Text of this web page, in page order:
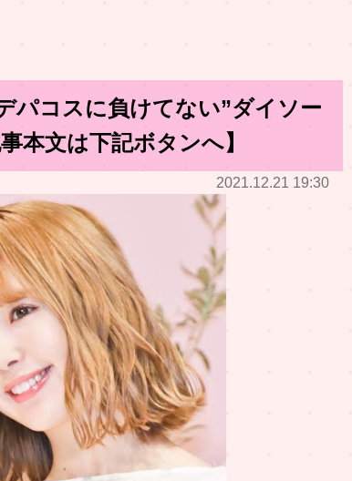
パコスに負けてない”ダイソー
本文は下記ボタンへ】
2021.12.21 19:30